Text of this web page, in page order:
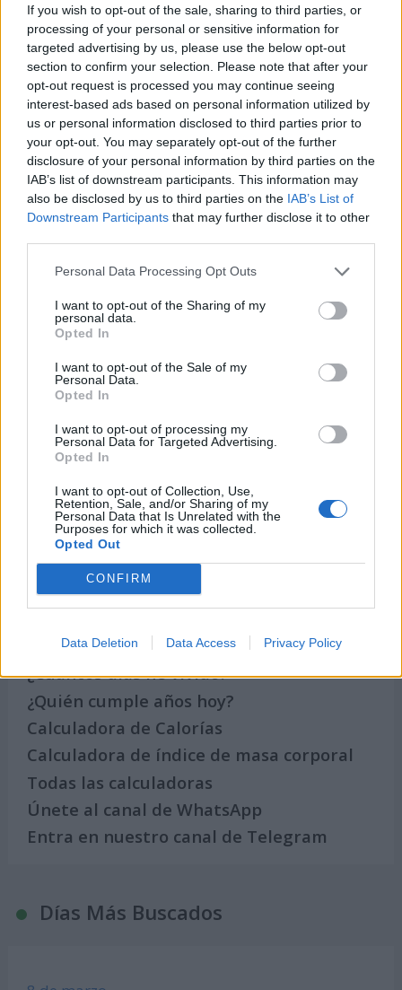
If you wish to opt-out of the sale, sharing to third parties, or
processing of your personal or sensitive information for
targeted advertising by us, please use the below opt-out
section to confirm your selection. Please note that after your
opt-out request is processed you may continue seeing
interest-based ads based on personal information utilized by
us or personal information disclosed to third parties prior to
your opt-out. You may separately opt-out of the further
disclosure of your personal information by third parties on the
IAB’s list of downstream participants. This information may
also be disclosed by us to third parties on the IAB’s List of
Downstream Participants that may further disclose it to other
Personal Data Processing Opt Outs
I want to opt-out of the Sharing of my
personal data.
Opted In
I want to opt-out of the Sale of my
Personal Data.
Opted In
I want to opt-out of processing my
Personal Data for Targeted Advertising.
Opted In
I want to opt-out of Collection, Use,
Retention, Sale, and/or Sharing of my
Personal Data that Is Unrelated with the
Purposes for which it was collected.
Opted Out
CONFIRM
Data Deletion Data Access Privacy Policy
Los mejores canales de Youtube según
nuestra audiencia. ¡Participa!
Crea una cuenta atrás para el evento que
quieras
¿Qué día crearías tu?
Calendarios
Calendario Laboral por municipios
Calendario Laboral (España) 2026
Calendario Astronómico de 2026
Calendario Lunar
Calendario de Días Internacionales de
2027
Calculadoras
Calcula la diferencia entre fechas
Sumar o restar días o semanas a una
Calcular días hábiles
¿Cuántos días he vivido?
¿Quién cumple años hoy?
Calculadora de Calorías
Calculadora de índice de masa corporal
Todas las calculadoras
Únete al canal de WhatsApp
Entra en nuestro canal de Telegram
Días Más Buscados